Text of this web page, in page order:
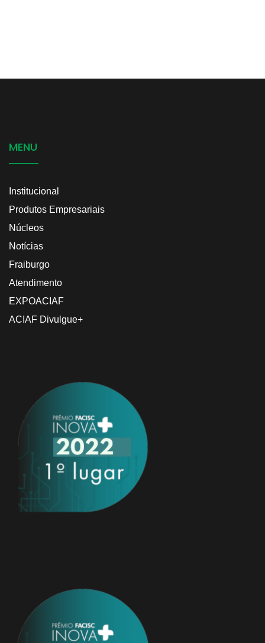
MENU
Institucional
Produtos Empresariais
Núcleos
Notícias
Fraiburgo
Atendimento
EXPOACIAF
ACIAF Divulgue+